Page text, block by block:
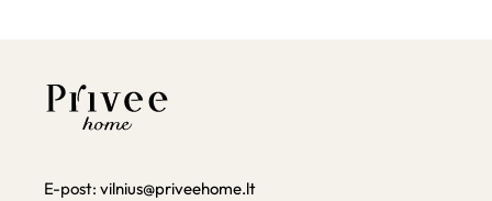
E-post: vilnius@priveehome.lt